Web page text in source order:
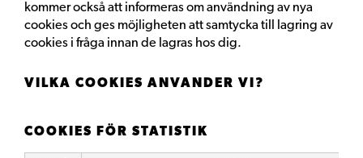
kommer också att informeras om användning av nya
cookies och ges möjligheten att samtycka till lagring av
cookies i fråga innan de lagras hos dig.
VILKA COOKIES ANVÄNDER VI?
COOKIES FÖR STATISTIK